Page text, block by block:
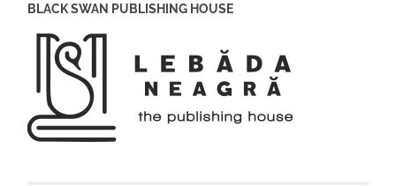
BLACK SWAN PUBLISHING HOUSE